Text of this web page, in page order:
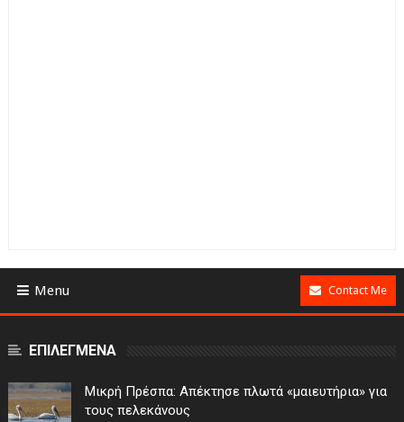
Menu Contact Me
ΕΠΙΛΕΓΜΕΝΑ
Μικρή Πρέσπα: Απέκτησε πλωτά «μαιευτήρια» για
τους πελεκάνους